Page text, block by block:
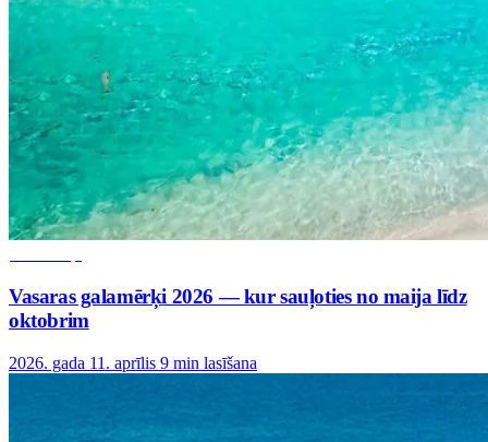
Vasaras galamērķi 2026 — kur sauļoties no maija līdz
oktobrim
2026. gada 11. aprīlis 9 min lasīšana